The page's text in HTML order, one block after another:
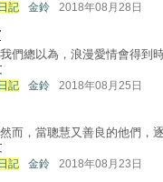
記 金鈴 2018年08月28日
們總以為，浪漫愛情會得到
記 金鈴 2018年08月25日
而，當聰慧又善良的他們，
記 金鈴 2018年08月23日